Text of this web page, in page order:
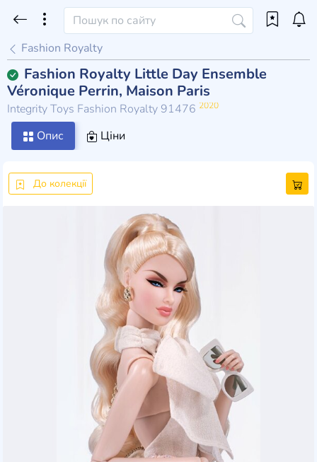
Fashion Royalty
Fashion Royalty Little Day Ensemble
Véronique Perrin, Maison Paris
Integrity Toys Fashion Royalty 91476 2020
Опис Ціни
До колекції